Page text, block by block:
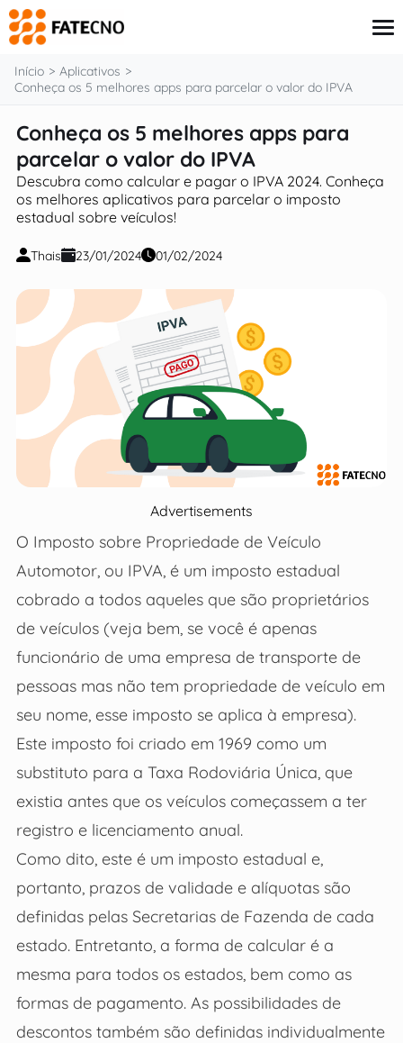
o
conteúdo
Aplicativos
Tutoriais
Governo
Renda Extra
Finanças
Início
Aplicativos
Conheça os 5 melhores apps para parcelar o valor do IPVA
Conheça os 5 melhores apps para
parcelar o valor do IPVA
Descubra como calcular e pagar o IPVA 2024. Conheça
os melhores aplicativos para parcelar o imposto
estadual sobre veículos!
Thais 23/01/2024 01/02/2024
Advertisements
O Imposto sobre Propriedade de Veículo
Automotor, ou IPVA, é um imposto estadual
cobrado a todos aqueles que são proprietários
de veículos (veja bem, se você é apenas
funcionário de uma empresa de transporte de
pessoas mas não tem propriedade de veículo em
seu nome, esse imposto se aplica à empresa).
Este imposto foi criado em 1969 como um
substituto para a Taxa Rodoviária Única, que
existia antes que os veículos começassem a ter
registro e licenciamento anual.
Como dito, este é um imposto estadual e,
portanto, prazos de validade e alíquotas são
definidas pelas Secretarias de Fazenda de cada
estado. Entretanto, a forma de calcular é a
mesma para todos os estados, bem como as
formas de pagamento. As possibilidades de
descontos também são definidas individualmente